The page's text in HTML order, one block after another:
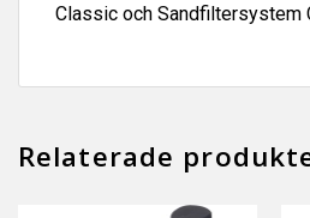
Classic och Sandfiltersystem
Relaterade